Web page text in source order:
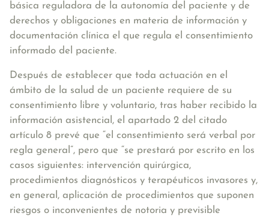
básica reguladora de la autonomía del paciente y de
derechos y obligaciones en materia de información y
documentación clínica el que regula el consentimiento
informado del paciente.
Después de establecer que toda actuación en el
ámbito de la salud de un paciente requiere de su
consentimiento libre y voluntario, tras haber recibido la
información asistencial, el apartado 2 del citado
artículo 8 prevé que “el consentimiento será verbal por
regla general”, pero que “se prestará por escrito en los
casos siguientes: intervención quirúrgica,
procedimientos diagnósticos y terapéuticos invasores y,
en general, aplicación de procedimientos que suponen
riesgos o inconvenientes de notoria y previsible